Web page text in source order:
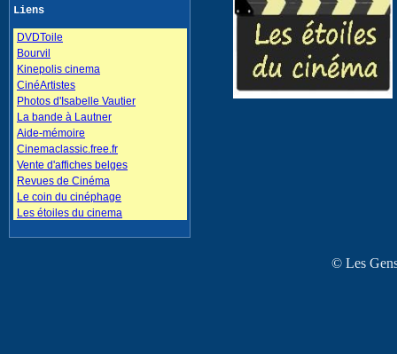
Liens
DVDToile
Bourvil
Kinepolis cinema
CinéArtistes
Photos d'Isabelle Vautier
La bande à Lautner
Aide-mémoire
Cinemaclassic.free.fr
Vente d'affiches belges
Revues de Cinéma
Le coin du cinéphage
Les étoiles du cinema
© Les